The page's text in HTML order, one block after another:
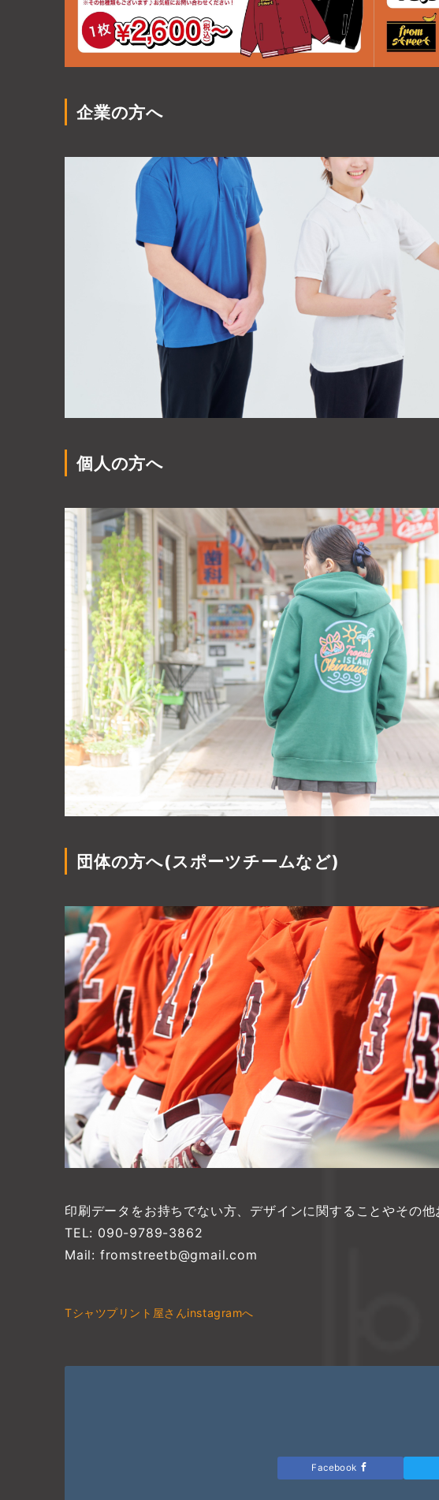
企業の方へ
個人の方へ
団体の方へ(スポーツチームなど)
印刷データをお持ちでない方、デザインに関することやその
TEL: 090-9789-3862
Mail: fromstreetb@gmail.com
Tシャツプリント屋さんinstagramへ
Facebook